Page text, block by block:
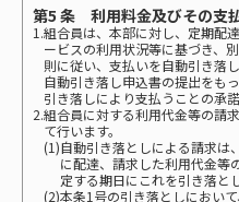
第5 条 利用料金及びその支
1.組合員は、本部に対し、定期配
ービスの利用状況等に基づき、
則に従い、支払いを自動引き落
自動引き落し申込書の提出をも
引き落しにより支払うことの承諾
2.組合員に対する利用代金等の請
て行います。
(1)自動引き落としによる請求は
に配達、請求した利用代金等
定する期日にこれを引き落と
(2)本条1号の引き落としにおい